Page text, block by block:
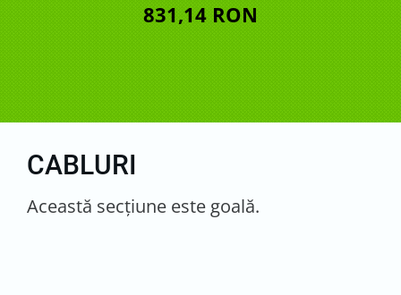
831,14 RON
CABLURI
Această secţiune este goală.